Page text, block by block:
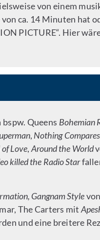
von einem
ca. 14 Minuten hat
PICTURE“. Hier
Queens Bohemian
, Nothing
Love, Around the World
killed the Radio Star
Gangnam Style
The Carters mit
und eine breitere